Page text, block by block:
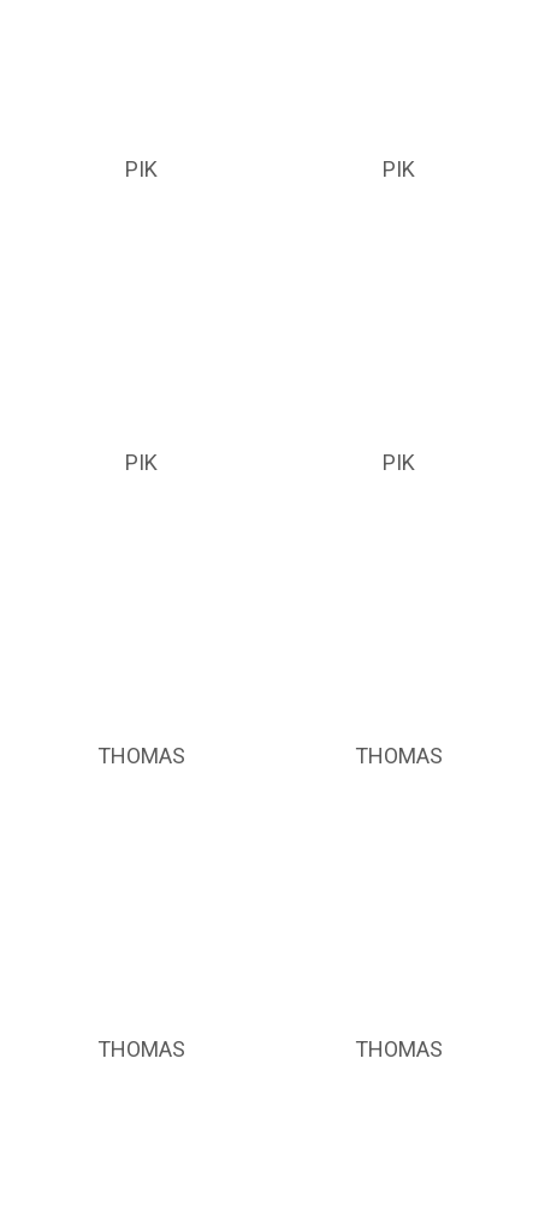
PIK PIK
PIK PIK
THOMAS THOMAS
THOMAS THOMAS